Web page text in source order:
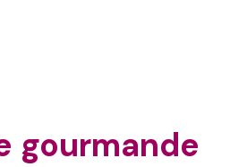
gourmande